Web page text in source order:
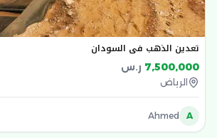
تعدين الذهب في السودان
7,500,000 ر.س
الرياض
A
Ahmed